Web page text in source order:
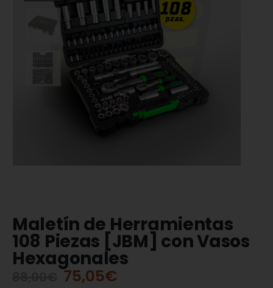
Maletín de Herramientas
108 Piezas [JBM] con Vasos
Hexagonales
75,05€